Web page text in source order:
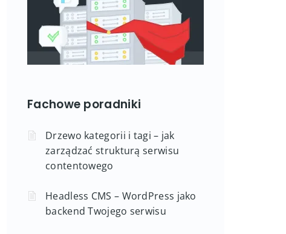
Fachowe poradniki
Drzewo kategorii i tagi – jak
zarządzać strukturą serwisu
contentowego
Headless CMS – WordPress jako
backend Twojego serwisu